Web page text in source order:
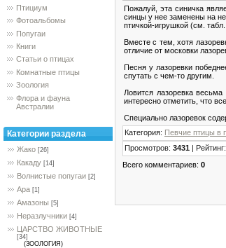
Птициум
Фотоальбомы
Попугаи
Книги
Статьи о птицах
Комнатные птицы
Зоология
Флора и фауна
Австралии
Категории раздела
Жако [26]
Какаду [14]
Волнистые попугаи [2]
Ара [1]
Амазоны [5]
Неразлучники [4]
ЦАРСТВО ЖИВОТНЫЕ
[34]
(ЗООЛОГИЯ)
Пожалуй, эта синичка
синцы у нее заменены на
птичкой-игрушкой (см. табл.
Вместе с тем, хотя
отличие от московки
Песня у лазоревки
спутать с чем-то другим.
Ловится лазоревка
интересно отметить, что
Специально лазоревок
Категория: Певчие птицы в
Просмотров: 3431 | Рейтинг:
Всего комментариев: 0